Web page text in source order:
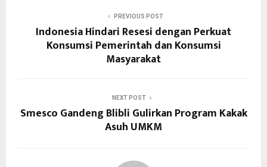
PREVIOUS POST
Indonesia Hindari Resesi dengan Perkuat
Konsumsi Pemerintah dan Konsumsi
Masyarakat
NEXT POST
Smesco Gandeng Blibli Gulirkan Program Kakak
Asuh UMKM